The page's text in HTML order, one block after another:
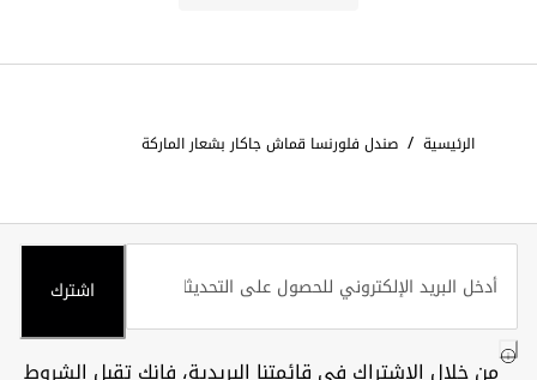
الرئيسية / صندل فلورنسا قماش جاكار بشعار الماركة
اشترك
من خلال الاشتراك في قائمتنا البريدية، فإنك تقبل الشروط